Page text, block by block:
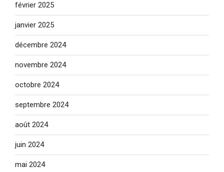
février 2025
janvier 2025
décembre 2024
novembre 2024
octobre 2024
septembre 2024
août 2024
juin 2024
mai 2024